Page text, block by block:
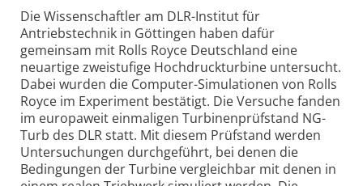
Die Wissenschaftler am DLR-Institut für
Antriebstechnik in Göttingen haben dafür
gemeinsam mit Rolls Royce Deutschland eine
neuartige zweistufige Hochdruckturbine untersucht.
Dabei wurden die Computer-Simulationen von Rolls
Royce im Experiment bestätigt. Die Versuche fanden
im europaweit einmaligen Turbinenprüfstand NG-
Turb des DLR statt. Mit diesem Prüfstand werden
Untersuchungen durchgeführt, bei denen die
Bedingungen der Turbine vergleichbar mit denen in